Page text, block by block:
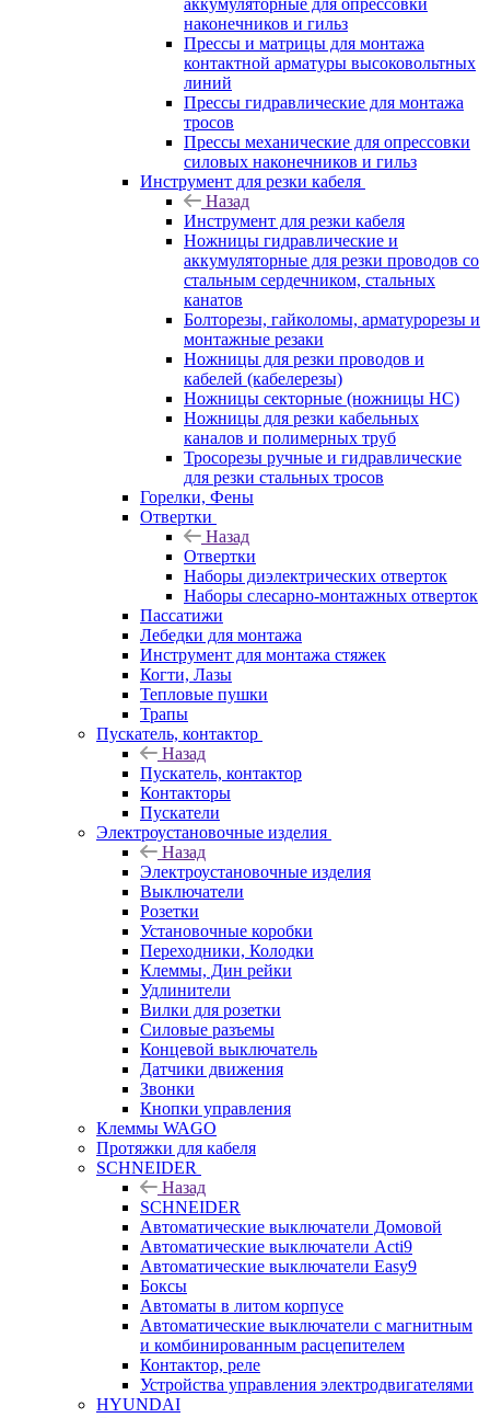
аккумуляторные для опрессовки
наконечников и гильз
Прессы и матрицы для монтажа
контактной арматуры высоковольтных
линий
Прессы гидравлические для монтажа
тросов
Прессы механические для опрессовки
силовых наконечников и гильз
Инструмент для резки кабеля
Назад
Инструмент для резки кабеля
Ножницы гидравлические и
аккумуляторные для резки проводов со
стальным сердечником, стальных
канатов
Болторезы, гайколомы, арматурорезы и
монтажные резаки
Ножницы для резки проводов и
кабелей (кабелерезы)
Ножницы секторные (ножницы НС)
Ножницы для резки кабельных
каналов и полимерных труб
Тросорезы ручные и гидравлические
для резки стальных тросов
Горелки, Фены
Отвертки
Назад
Отвертки
Наборы диэлектрических отверток
Наборы слесарно-монтажных отверток
Пассатижи
Лебедки для монтажа
Инструмент для монтажа стяжек
Когти, Лазы
Тепловые пушки
Трапы
Пускатель, контактор
Назад
Пускатель, контактор
Контакторы
Пускатели
Электроустановочные изделия
Назад
Электроустановочные изделия
Выключатели
Розетки
Установочные коробки
Переходники, Колодки
Клеммы, Дин рейки
Удлинители
Вилки для розетки
Силовые разъемы
Концевой выключатель
Датчики движения
Звонки
Кнопки управления
Клеммы WAGO
Протяжки для кабеля
SCHNEIDER
Назад
SCHNEIDER
Автоматические выключатели Домовой
Автоматические выключатели Acti9
Автоматические выключатели Easy9
Боксы
Автоматы в литом корпусе
Автоматические выключатели с магнитным
и комбинированным расцепителем
Контактор, реле
Устройства управления электродвигателями
HYUNDAI